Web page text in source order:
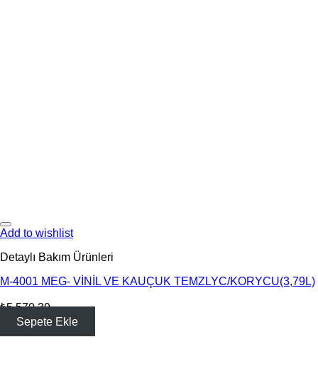
Add to wishlist
Detaylı Bakım Ürünleri
M-4001 MEG- VİNİL VE KAUÇUK TEMZLYC/KORYCU(3,79L)
₺5,570.39
Sepete Ekle